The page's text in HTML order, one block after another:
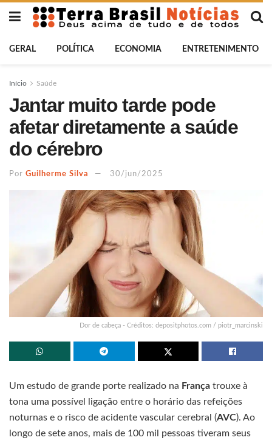
GERAL POLÍTICA ECONOMIA ENTRETENIMENTO
Início Saúde
Jantar muito tarde pode
afetar diretamente a saúde
do cérebro
Por Guilherme Silva 30/jun/2025
Dor de cabeça - Créditos: depositphotos.com / piotr_marcinski
Um estudo de grande porte realizado na França trouxe à
tona uma possível ligação entre o horário das refeições
noturnas e o risco de acidente vascular cerebral (AVC). Ao
longo de sete anos, mais de 100 mil pessoas tiveram seus